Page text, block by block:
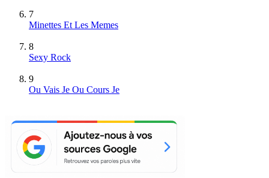
7
Minettes Et Les Memes
8
Sexy Rock
9
Ou Vais Je Ou Cours Je